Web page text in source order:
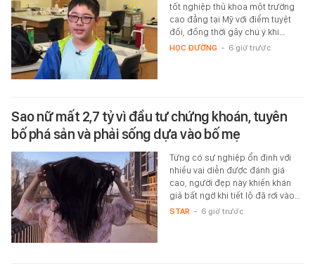
tốt nghiệp thủ khoa một trường
cao đẳng tại Mỹ với điểm tuyệt
đối, đồng thời gây chú ý khi…
HỌC ĐƯỜNG - 6 giờ trước
Sao nữ mất 2,7 tỷ vì đầu tư chứng khoán, tuyên
bố phá sản và phải sống dựa vào bố mẹ
Từng có sự nghiệp ổn định với
nhiều vai diễn được đánh giá
cao, người đẹp này khiến khán
giả bất ngờ khi tiết lộ đã rơi vào…
STAR - 6 giờ trước